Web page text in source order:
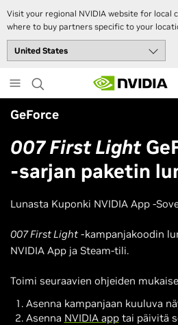
Visit your regional NVIDIA website for local
where to buy partners specific to your
to
main
content
GeForce
007 First Light
-sarjan paketin
Lunasta Kuponki NVIDIA App -
007 First Light -kampanjakoodin
NVIDIA App ja Steam-tili.
Toimi seuraavien ohjeiden
Asenna kampanjaan kuuluva
Asenna NVIDIA apptai päivitä